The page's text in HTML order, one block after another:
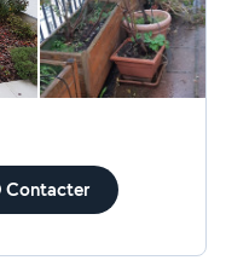
Contacter